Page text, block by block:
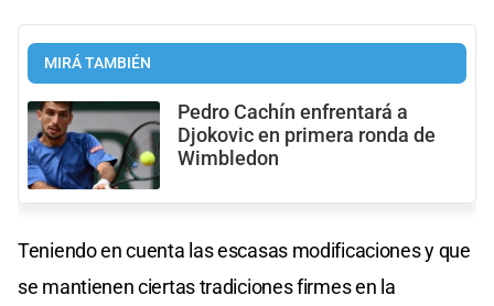
MIRÁ TAMBIÉN
Pedro Cachín enfrentará a
Djokovic en primera ronda de
Wimbledon
Teniendo en cuenta las escasas modificaciones y que
se mantienen ciertas tradiciones firmes en la